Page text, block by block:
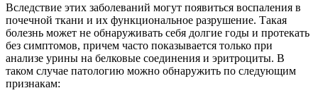
Вследствие этих заболеваний могут появиться воспаления в
почечной ткани и их функциональное разрушение. Такая
болезнь может не обнаруживать себя долгие годы и протекать
без симптомов, причем часто показывается только при
анализе урины на белковые соединения и эритроциты. В
таком случае патологию можно обнаружить по следующим
признакам: